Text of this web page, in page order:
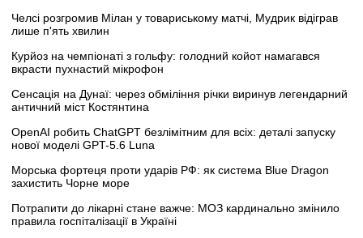
Челсі розгромив Мілан у товариському матчі, Мудрик відіграв
лише п'ять хвилин
Курйоз на чемпіонаті з гольфу: голодний койот намагався
вкрасти пухнастий мікрофон
Сенсація на Дунаї: через обміління річки виринув легендарний
античний міст Костянтина
OpenAI робить ChatGPT безлімітним для всіх: деталі запуску
нової моделі GPT-5.6 Luna
Морська фортеця проти ударів РФ: як система Blue Dragon
захистить Чорне море
Потрапити до лікарні стане важче: МОЗ кардинально змінило
правила госпіталізації в Україні